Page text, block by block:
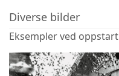
Diverse bilder
Eksempler ved oppstart